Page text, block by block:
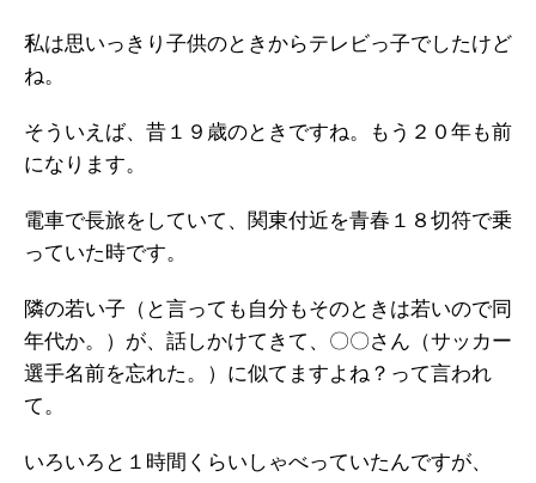
私は思いっきり子供のときからテレビっ子でしたけど
ね。
そういえば、昔１９歳のときですね。もう２０年も前
になります。
電車で長旅をしていて、関東付近を青春１８切符で乗
っていた時です。
隣の若い子（と言っても自分もそのときは若いので同
年代か。）が、話しかけてきて、〇〇さん（サッカー
選手名前を忘れた。）に似てますよね？って言われ
て。
いろいろと１時間くらいしゃべっていたんですが、